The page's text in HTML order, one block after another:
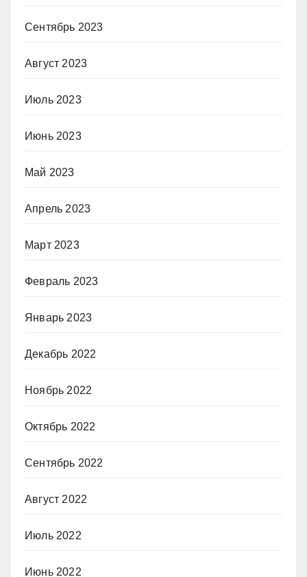
Сентябрь 2023
Август 2023
Июль 2023
Июнь 2023
Май 2023
Апрель 2023
Март 2023
Февраль 2023
Январь 2023
Декабрь 2022
Ноябрь 2022
Октябрь 2022
Сентябрь 2022
Август 2022
Июль 2022
Июнь 2022